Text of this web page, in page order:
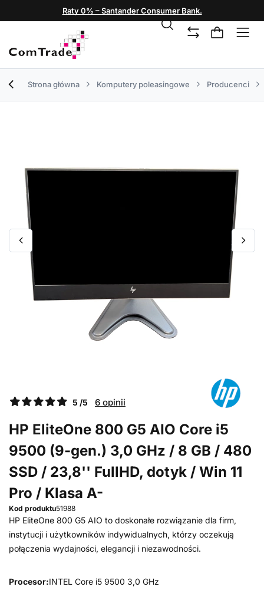
Raty 0% – Santander Consumer Bank.
Strona główna Komputery poleasingowe Producenci
5 /5 6 opinii
HP EliteOne 800 G5 AIO Core i5
9500 (9-gen.) 3,0 GHz / 8 GB / 480
SSD / 23,8'' FullHD, dotyk / Win 11
Pro / Klasa A-
Kod produktu51988
HP EliteOne 800 G5 AIO to doskonałe rozwiązanie dla firm,
instytucji i użytkowników indywidualnych, którzy oczekują
połączenia wydajności, elegancji i niezawodności.
Procesor:INTEL Core i5 9500 3,0 GHz